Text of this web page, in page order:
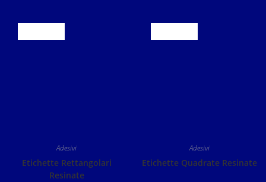
Adesivi
Etichette Rettangolari
Resinate
Adesivi
Etichette Quadrate Resinate